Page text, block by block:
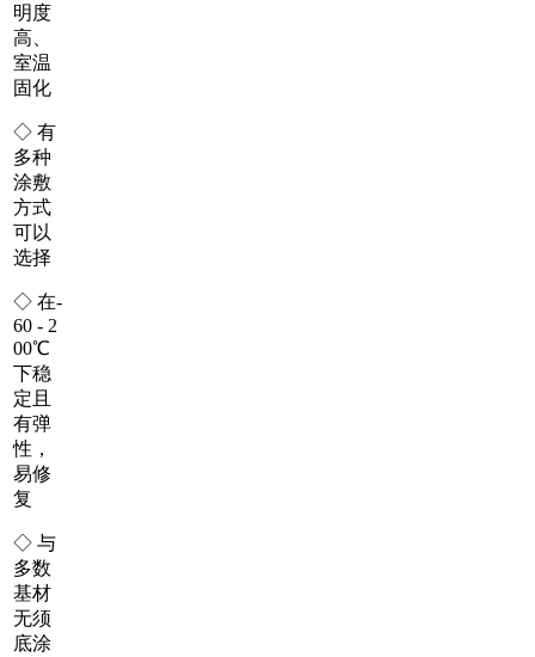
明度
高、
室温
固化
◇ 有
多种
涂敷
方式
可以
选择
◇ 在-
60 - 2
00℃
下稳
定且
有弹
性，
易修
复
◇ 与
多数
基材
无须
底涂